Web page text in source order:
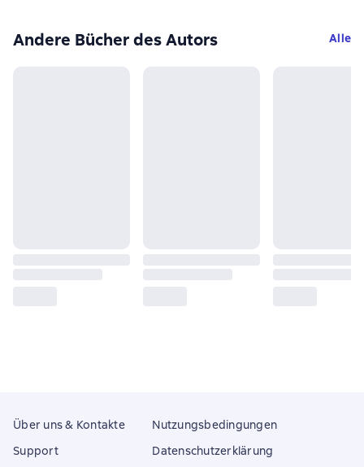
Andere Bücher des Autors Alle
Über uns & Kontakte
Support
Nutzungsbedingungen
Datenschutzerklärung